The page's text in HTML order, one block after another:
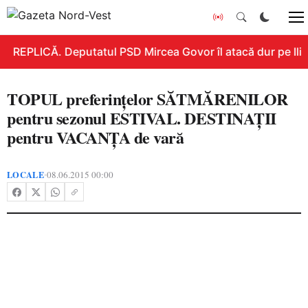
REPLICĂ. Deputatul PSD Mircea Govor îl atacă dur pe
TOPUL preferinţelor SĂTMĂRENILOR
pentru sezonul ESTIVAL. DESTINAŢII
pentru VACANŢA de vară
LOCALE•08.06.2015 00:00